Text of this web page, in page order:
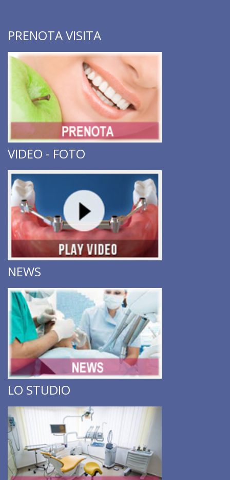
PRENOTA VISITA
VIDEO - FOTO
NEWS
LO STUDIO